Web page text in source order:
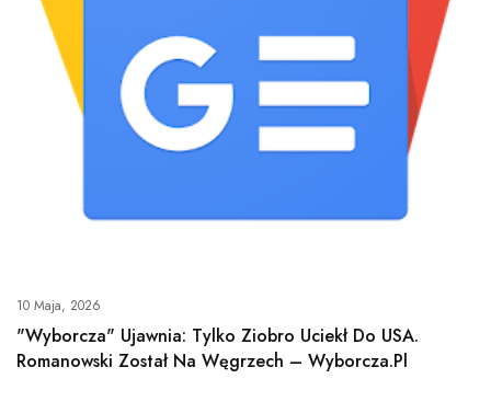
10 Maja, 2026
"Wyborcza" Ujawnia: Tylko Ziobro Uciekł Do USA.
Romanowski Został Na Węgrzech – Wyborcza.pl